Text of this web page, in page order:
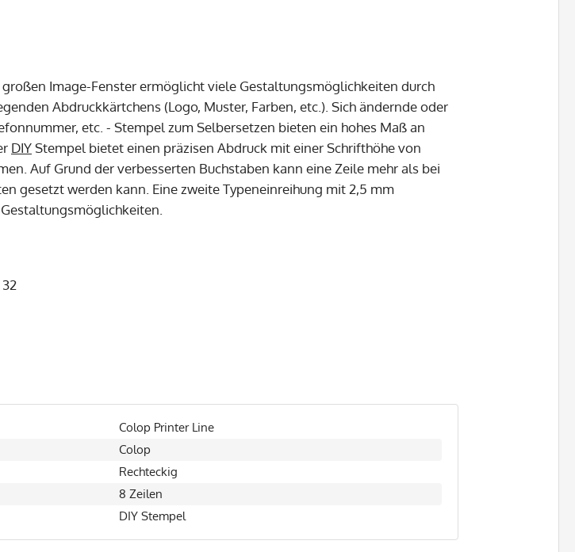
Image-Fenster ermöglicht viele Gestaltungsmöglichkeiten durch
Abdruckkärtchens (Logo, Muster, Farben, etc.). Sich ändernde oder
etc. - Stempel zum Selbersetzen bieten ein hohes Maß an
DIYStempel bietet einen präzisen Abdruck mit einer Schrifthöhe von
Auf Grund der verbesserten Buchstaben kann eine Zeile mehr als bei
gesetzt werden kann. Eine zweite Typeneinreihung mit 2,5 mm
Colop Printer Line
Colop
Rechteckig
8 Zeilen
DIY Stempel